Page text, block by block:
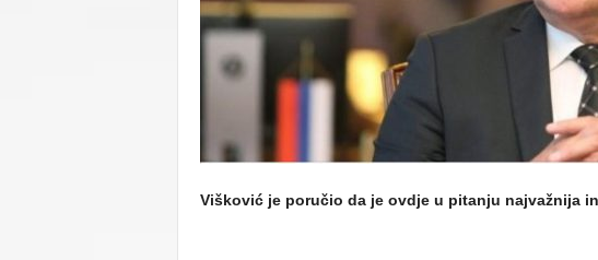
C
Višković je poručio da je ovdje u pitanju najvažnija